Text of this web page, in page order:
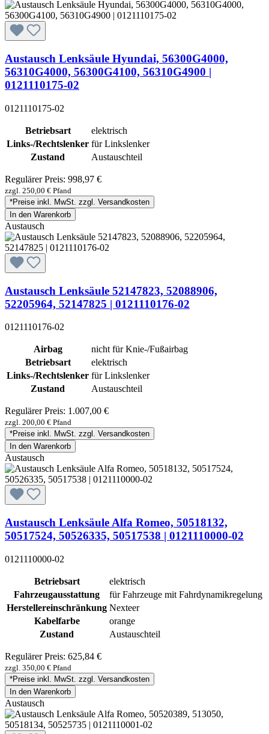
Austausch Lenksäule Hyundai, 56300G4000,
56310G4000, 56300G4100, 56310G4900 |
0121110175-02
0121110175-02
Betriebsart
elektrisch
Links-/Rechtslenker für Linkslenker
Zustand
Austauschteil
Regulärer Preis: 998,97 €
zzgl. 250,00 € Pfand
*Preise inkl. MwSt. zzgl. Versandkosten
In den Warenkorb
Austausch
Austausch Lenksäule 52147823, 52088906,
52205964, 52147825 | 0121110176-02
0121110176-02
Airbag
nicht für Knie-/Fußairbag
Betriebsart
elektrisch
Links-/Rechtslenker für Linkslenker
Zustand
Austauschteil
Regulärer Preis: 1.007,00 €
zzgl. 200,00 € Pfand
*Preise inkl. MwSt. zzgl. Versandkosten
In den Warenkorb
Austausch
Austausch Lenksäule Alfa Romeo, 50518132,
50517524, 50526335, 50517538 | 0121110000-02
0121110000-02
Betriebsart
elektrisch
Fahrzeugausstattung
für Fahrzeuge mit Fahrdynamikregelung
Herstellereinschränkung Nexteer
Kabelfarbe
orange
Zustand
Austauschteil
Regulärer Preis: 625,84 €
zzgl. 350,00 € Pfand
*Preise inkl. MwSt. zzgl. Versandkosten
In den Warenkorb
Austausch